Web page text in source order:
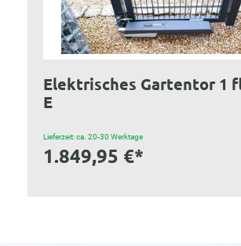
Elektrisches Gartentor 1
E
Lieferzeit: ca. 20-30 Werktage
1.849,95 €*